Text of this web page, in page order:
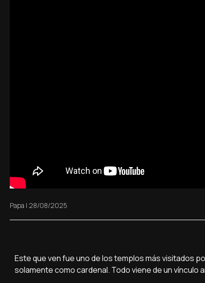
Papa | 28/08/2025
Este que ven fue uno de los templos más visitados
solamente como cardenal. Todo viene de un vínculo